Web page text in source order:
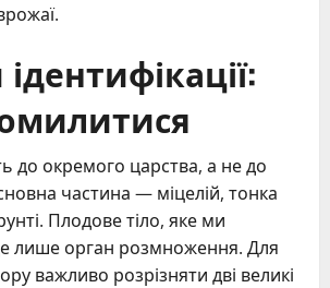
до окремого царства, а не до
частина — міцелій, тонка
Плодове тіло, яке ми
лише орган розмноження. Для
важливо розрізняти дві великі